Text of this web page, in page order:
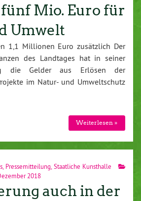
Mio. Euro für
Umwelt
1,1 Millionen Euro zusätzlich Der
des Landtages hat in seiner
die Gelder aus Erlösen der
im Natur- und Umweltschutz
Weiterlesen »
Pressemitteilung Staatliche Kunsthalle
2018
auch in der